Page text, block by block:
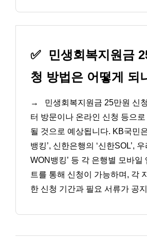
✅
민생회복지원금
청 방법은 어떻게 되
→
민생회복지원금 25만원 신
터 방문이나 온라인 신청 등으
될 것으로 예상됩니다. KB국민
뱅킹’, 신한은행의 ‘신한SOL’, 우
WON뱅킹’ 등 각 은행별 모바일
트를 통해 신청이 가능하며, 각
한 신청 기간과 필요 서류가 공